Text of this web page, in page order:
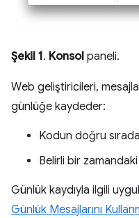
Şekil 1. Konsol paneli.
Web geliştiricileri,
günlüğe kaydeder:
Kodun doğru
Belirli bir
Günlük kaydıyla ilgili
Günlük Mesajlarını